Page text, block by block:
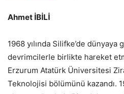
Ahmet İBİLİ
1968 yılında Silifke’de
devrimcilerle birlikte hareket
Erzurum Atatürk Üniversitesi
Teknolojisi bölümünü kazandı.